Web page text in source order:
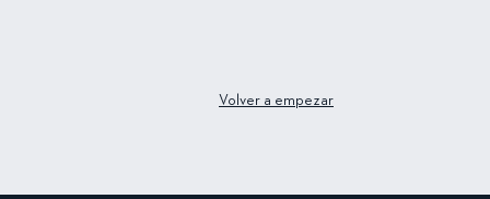
Volver a empezar